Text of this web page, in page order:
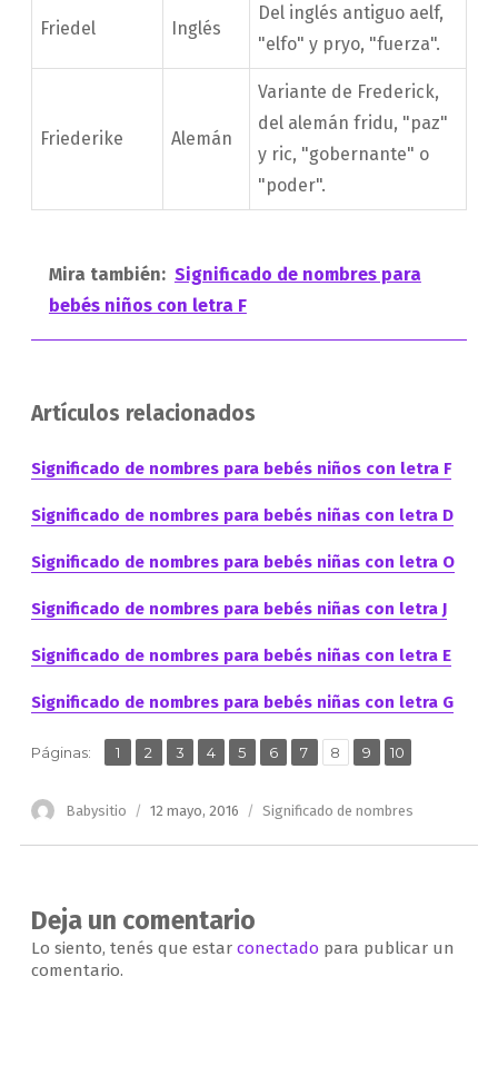
Friedel Inglés
Del inglés antiguo aelf,
"elfo" y pryo, "fuerza".
Friederike Alemán
Variante de Frederick,
del alemán fridu, "paz"
y ric, "gobernante" o
"poder".
Mira también: Significado de nombres para
bebés niños con letra F
Artículos relacionados
Significado de nombres para bebés niños con letra F
Significado de nombres para bebés niñas con letra D
Significado de nombres para bebés niñas con letra O
Significado de nombres para bebés niñas con letra J
Significado de nombres para bebés niñas con letra E
Significado de nombres para bebés niñas con letra G
Páginas: Página
1 ,
Página
2 ,Página
3 ,
Página
4 ,Página
5 ,Página
6 ,
Página
7 ,
Página
8 ,
Página
9 ,
Página
10
Autor
Babysitio
Publicado
12 mayo, 2016 Categorías
Significado de nombres
Deja un comentario
Lo siento, tenés que estar conectado para publicar un
comentario.